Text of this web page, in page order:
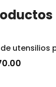
utensilios